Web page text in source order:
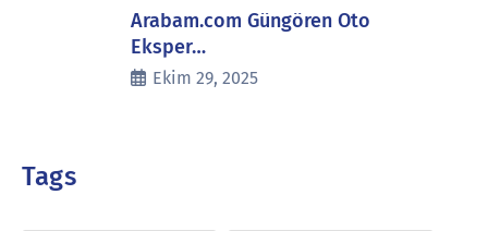
Arabam.com Güngören Oto
Eksper…
Ekim 29, 2025
Tags